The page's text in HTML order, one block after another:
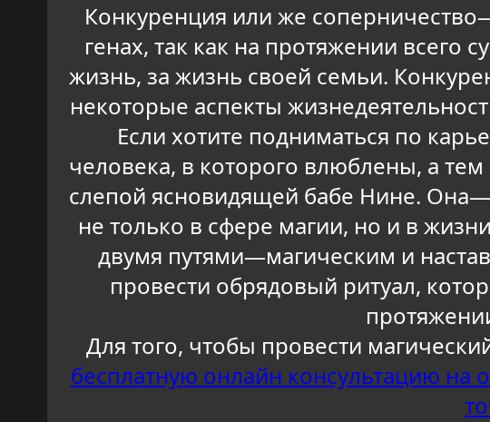
Конкуренция или же
генах, так как на протяжении всего
жизнь, за жизнь своей семьи.
некоторые аспекты
Если хотите подниматься по
человека, в которого влюблены, а
слепой ясновидящей бабе Нине.
не только в сфере магии, но и в
двумя путями—магическим и
провести обрядовый ритуал,
Для того, чтобы провести
бесплатную онлайн консультацию